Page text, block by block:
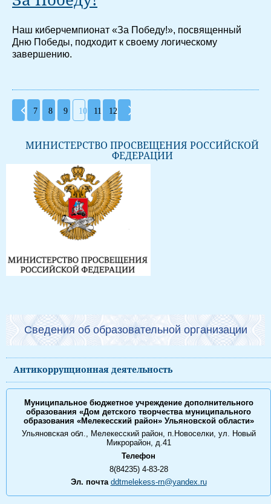
Наш киберчемпионат «За Победу!», посвященный
Дню Победы, подходит к своему логическому
завершению.
7 8 9 10 11 12
МИНИСТЕРСТВО ПРОСВЕЩЕНИЯ РОССИЙСКОЙ
ФЕДЕРАЦИИ
Сведения об образовательной организации
Антикоррупционная деятельность
Муниципальное бюджетное учреждение дополнительного
образования «Дом детского творчества муниципального
образования «Мелекесский район» Ульяновской области»
Ульяновская обл., Мелекесский район, п.Новоселки, ул. Новый
Микрорайон, д.41
Телефон
8(84235) 4-83-28
Эл. почта ddtmelekess-rn@yandex.ru